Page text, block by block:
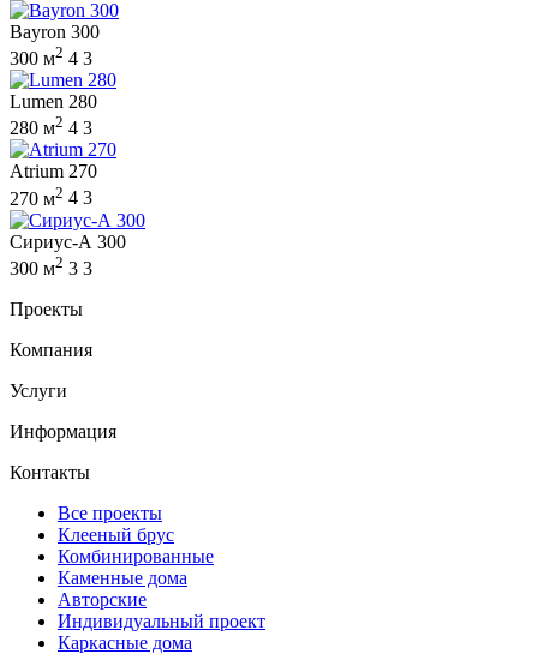
Bayron 300
300 м2 4 3
Lumen 280
280 м2 4 3
Atrium 270
270 м2 4 3
Сириус-А 300
300 м2 3 3
Проекты
Компания
Услуги
Информация
Контакты
Все проекты
Клееный брус
Комбинированные
Каменные дома
Авторские
Индивидуальный проект
Каркасные дома